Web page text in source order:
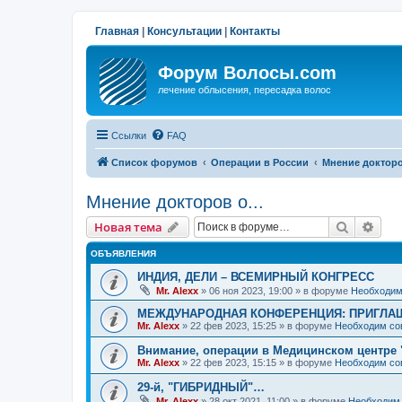
Главная Консультации Контакты
Форум Волосы.com
лечение облысения, пересадка волос
Ссылки FAQ
Список форумов Операции в России Мнение
Мнение докторов о...
Новая тема Поиск
ОБЪЯВЛЕНИЯ
ИНДИЯ, ДЕЛИ – ВСЕМИРНЫЙ КОНГРЕСС
Mr. Alexx » 06 ноя 2023, 19:00 » в форуме
МЕЖДУНАРОДНАЯ КОНФЕРЕНЦИЯ:
Mr. Alexx » 22 фев 2023, 15:25 » в форуме Необходим
Внимание, операции в Медицинском
Mr. Alexx » 22 фев 2023, 15:15 » в форуме Необходим
29-й, "ГИБРИДНЫЙ"…